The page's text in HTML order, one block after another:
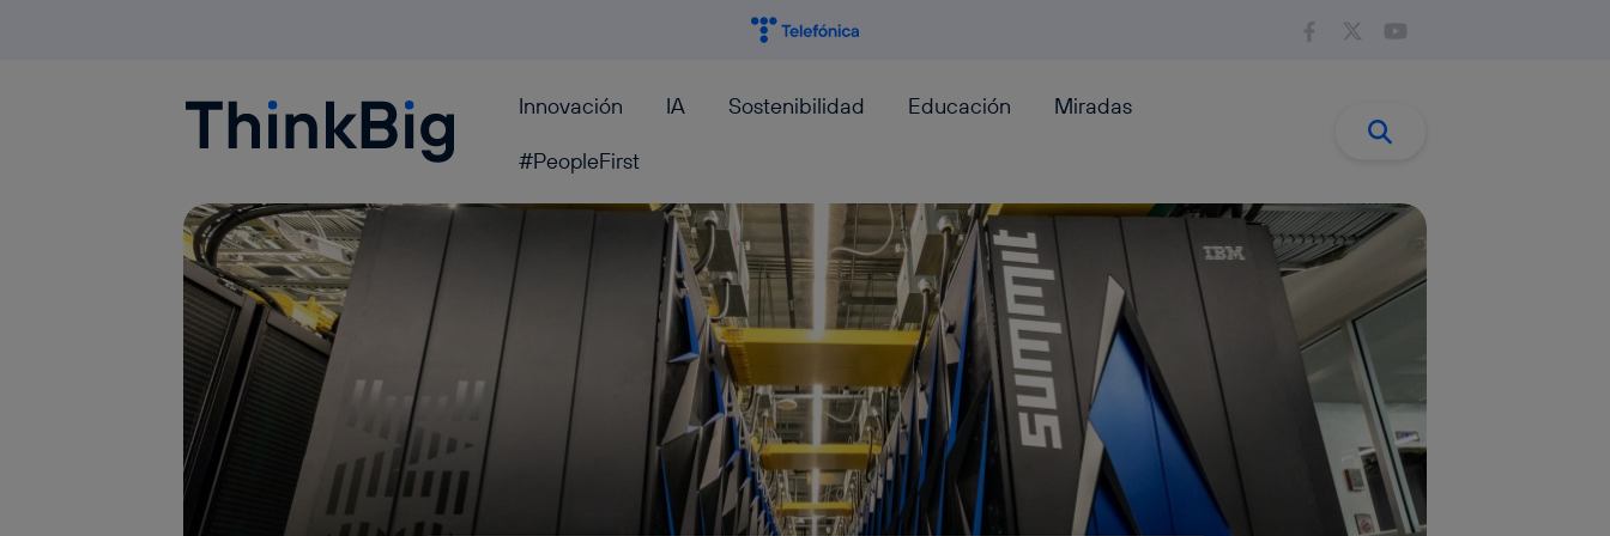
Blogthinkbig.com Innovación IA Sostenibilidad Educación
Miradas
#PeopleFirst
Buscar